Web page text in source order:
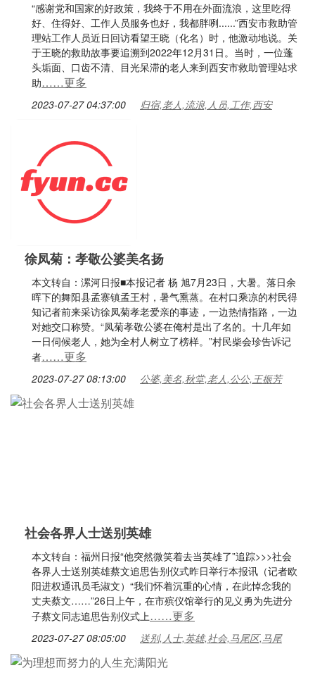
“感谢党和国家的好政策，我终于不用在外面流浪，这里吃得
好、住得好、工作人员服务也好，我都胖咧......”西安市救助管
理站工作人员近日回访看望王晓（化名）时，他激动地说。关
于王晓的救助故事要追溯到2022年12月31日。当时，一位蓬
头垢面、口齿不清、目光呆滞的老人来到西安市救助管理站求
助……更多
2023-07-27 04:37:00 归宿,老人,流浪,人员,工作,西安
徐凤菊：孝敬公婆美名扬
本文转自：漯河日报■本报记者 杨 旭7月23日，大暑。落日余
晖下的舞阳县孟寨镇孟王村，暑气熏蒸。在村口乘凉的村民得
知记者前来采访徐凤菊孝老爱亲的事迹，一边热情指路，一边
对她交口称赞。“凤菊孝敬公婆在俺村是出了名的。十几年如
一日伺候老人，她为全村人树立了榜样。”村民柴会珍告诉记
者……更多
2023-07-27 08:13:00 公婆,美名,秋堂,老人,公公,王振芳
社会各界人士送别英雄
本文转自：福州日报“他突然微笑着去当英雄了”追踪>>>社会
各界人士送别英雄蔡文追思告别仪式昨日举行本报讯（记者欧
阳进权通讯员毛淑文）“我们怀着沉重的心情，在此悼念我的
丈夫蔡文……”26日上午，在市殡仪馆举行的见义勇为先进分
子蔡文同志追思告别仪式上……更多
2023-07-27 08:05:00 送别,人士,英雄,社会,马尾区,马尾